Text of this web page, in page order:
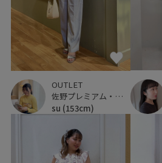
OUTLET
佐野プレミアム・アウトレット
su (153cm)